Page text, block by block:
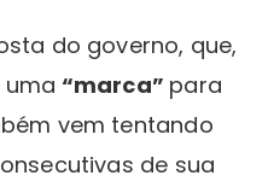
do governo, que,
“marca” para
vem tentando
de sua